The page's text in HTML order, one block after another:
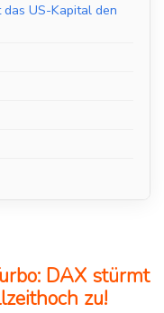
US-Kapital den
DAX stürmt
zu!